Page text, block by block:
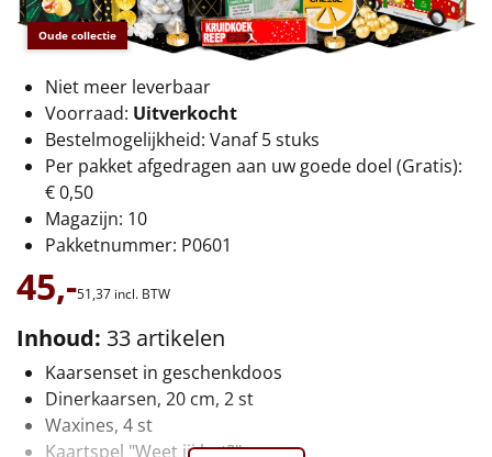
€100 en hoger
Alle kerstpakketten 2026
Thema
Origineel
Rituals
Luxe
Mannen
Vrouwen
Duurzaam
Oude collectie
Niet meer leverbaar
Voorraad: Uitverkocht
Bestelmogelijkheid: Vanaf 5 stuks
Per pakket afgedragen aan uw goede doel (Gratis):
€ 0,50
Magazijn: 10
Pakketnummer: P0601
45,-51,37 incl. BTW
Inhoud: 33 artikelen
Kaarsenset in geschenkdoos
Dinerkaarsen, 20 cm, 2 st
Waxines, 4 st
Kaartspel "Weet jij het?"